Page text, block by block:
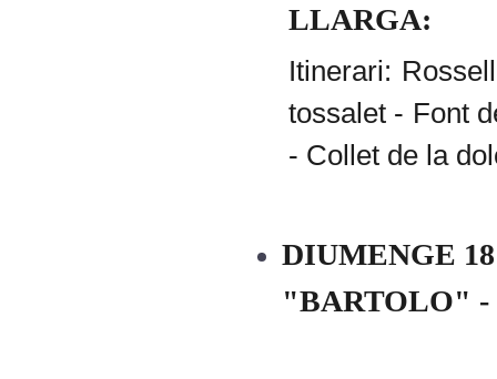
LLARGA:
Itinerari:
tossalet - Font
- Collet de la
DIUMENGE
"BARTOLO" -